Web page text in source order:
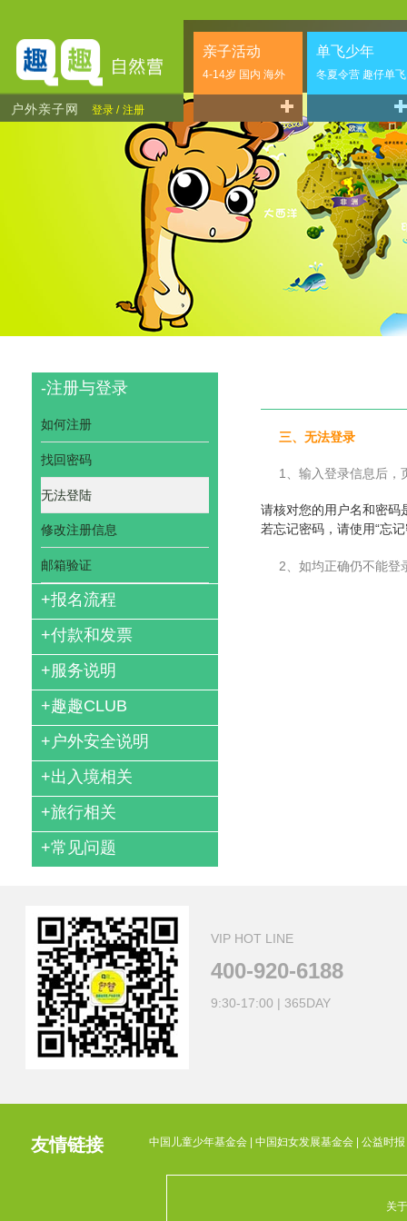
亲子活动
4-14岁 国内 海外
单飞少年
冬夏令营 趣仔单飞
户外亲子网 登录 / 注册
-注册与登录
如何注册
找回密码
无法登陆
修改注册信息
邮箱验证
+报名流程
+付款和发票
+服务说明
+趣趣CLUB
+ 户外安全说明
+出入境相关
+旅行相关
+常见问题
三、无法登录
1、输入登录信息后，
请核对您的用户名和密码
若忘记密码，请使用“忘
2、如均正确仍不能登
VIP HOT LINE
400-920-6188
9:30-17:00 | 365DAY
友情链接 中国儿童少年基金会 中国妇女发展基金会 公益时报
关